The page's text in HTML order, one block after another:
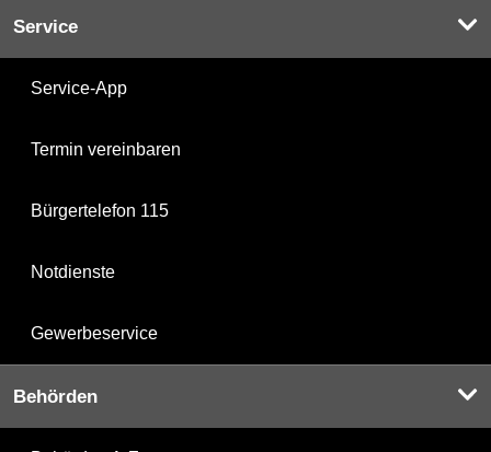
Service
Service-App
Termin vereinbaren
Bürgertelefon 115
Notdienste
Gewerbeservice
Behörden